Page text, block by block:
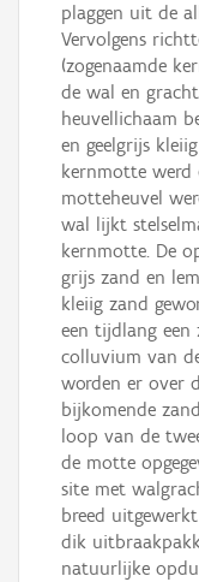
plaggen uit de
Vervolgens
(zogenaamde
de wal en
heuvellichaam
en geelgrijs
kernmotte werd
motteheuvel
wal lijkt
kernmotte. De
grijs zand en
kleiig zand
een tijdlang een
colluvium van
worden er over
bijkomende
loop van de
de motte
site met
breed
dik
natuurlijke